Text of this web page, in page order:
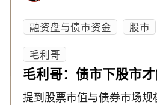
融资盘与债市资金 股市
毛利哥
毛利哥：债市下股市才
提到股票市值与债券市场规